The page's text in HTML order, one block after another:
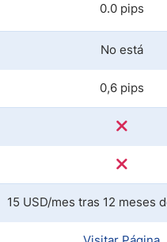
0.0 pips
No está
0,6 pips
15 USD/mes tras 12 meses